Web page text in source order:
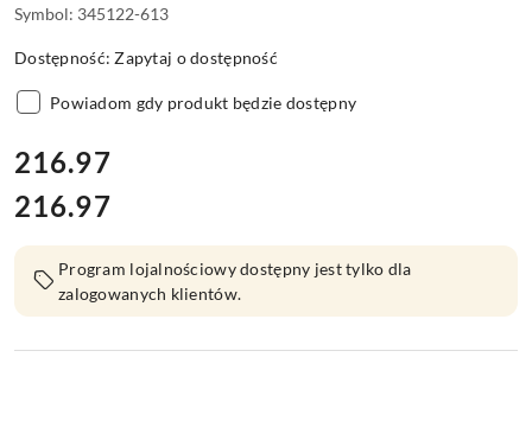
Symbol: 345122-613
Dostępność:Zapytaj o dostępność
Powiadom gdy produkt będzie dostępny
cena:
216.97
Cena:
216.97
Program lojalnościowy dostępny jest tylko dla
zalogowanych klientów.